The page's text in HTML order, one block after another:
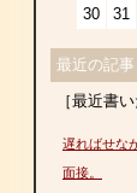
30
31
最近の記事
［最近書
遅ればせな
面接。